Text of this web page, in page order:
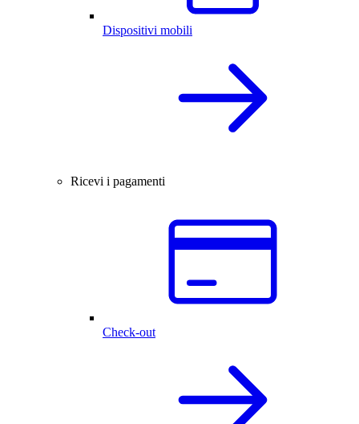
Dispositivi mobili
Ricevi i pagamenti
Check-out